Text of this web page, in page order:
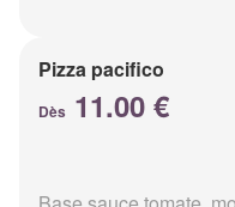
Pizza pacifico
Dès 11.00 €